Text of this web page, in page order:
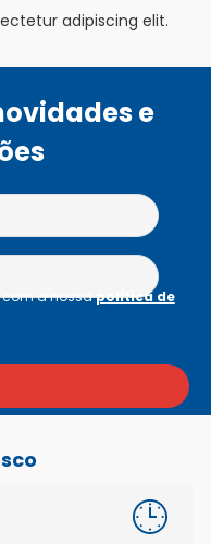
adipiscing elit.
e
com a nossapolítica de